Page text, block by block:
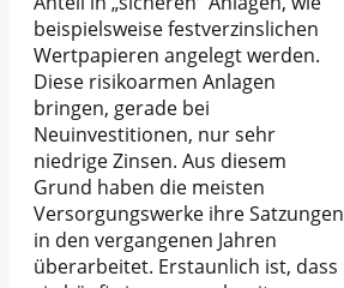
beispielsweise festverzinslichen
Wertpapieren angelegt werden.
Diese risikoarmen Anlagen
bringen, gerade bei
Neuinvestitionen, nur sehr
niedrige Zinsen. Aus diesem
Grund haben die meisten
Versorgungswerke ihre Satzungen
in den vergangenen Jahren
überarbeitet. Erstaunlich ist, dass